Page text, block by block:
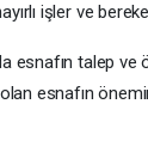
işler ve
esnafın talep
esnafın